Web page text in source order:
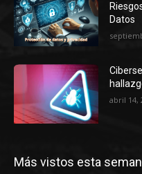
Datos
abril 14,
Más vistos esta